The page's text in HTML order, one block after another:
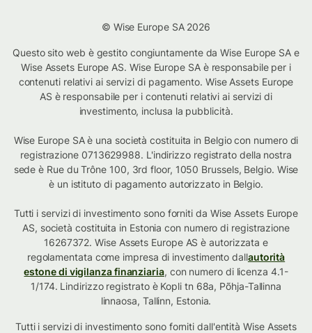
© Wise Europe SA 2026
Questo sito web è gestito congiuntamente da Wise Europe SA e
Wise Assets Europe AS. Wise Europe SA è responsabile per i
contenuti relativi ai servizi di pagamento. Wise Assets Europe
AS è responsabile per i contenuti relativi ai servizi di
investimento, inclusa la pubblicità.
Wise Europe SA è una società costituita in Belgio con numero di
registrazione 0713629988. L'indirizzo registrato della nostra
sede è Rue du Trône 100, 3rd floor, 1050 Brussels, Belgio. Wise
è un istituto di pagamento autorizzato in Belgio.
Tutti i servizi di investimento sono forniti da Wise Assets Europe
AS, società costituita in Estonia con numero di registrazione
16267372. Wise Assets Europe AS è autorizzata e
regolamentata come impresa di investimento dallautorità
estone di vigilanza finanziaria, con numero di licenza 4.1-
1/174. Lindirizzo registrato è Kopli tn 68a, Põhja-Tallinna
linnaosa, Tallinn, Estonia.
Tutti i servizi di investimento sono forniti dall'entità Wise Assets